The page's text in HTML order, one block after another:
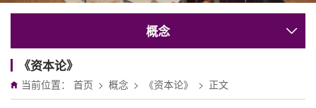
概念
《资本论》
当前位置： 首页 > 概念 > 《资本论》 > 正文